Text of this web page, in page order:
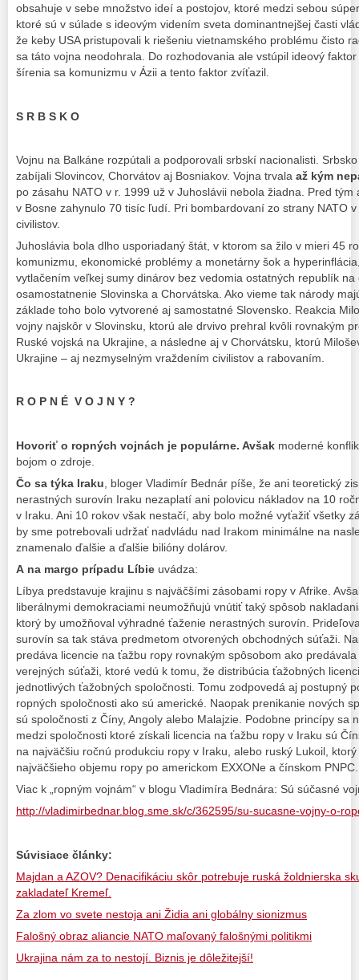
obsahuje v sebe množstvo ideí a postojov, ktoré medzi sebou
ktoré sú v súlade s ideovým videním sveta dominantnejšej časti
že keby USA pristupovali k riešeniu vietnamského problému čisto
sa táto vojna neodohrala. Do rozhodovania ale vstúpil ideový
šírenia sa komunizmu v Ázii a tento faktor zvíťazil.
S R B S K O
Vojnu na Balkáne rozpútali a podporovali srbskí nacionalisti.
zabíjali Slovincov, Chorvátov aj Bosniakov. Vojna trvala až kým
po zásahu NATO v r. 1999 už v Juhoslávii nebola žiadna. Pred
v Bosne zahynulo 70 tisíc ľudí. Pri bombardovaní zo strany NATO
civilistov.
Juhoslávia bola dlho usporiadaný štát, v ktorom sa žilo v mieri 45
komunizmu, ekonomické problémy a monetárny šok a
vytlačením veľkej sumy dinárov bez vedomia ostatných republík
osamostatnenie Slovinska a Chorvátska. Ako vieme tak národy
základe toho bolo vytvorené aj samostatné Slovensko. Reakcia
vojny najskôr v Slovinsku, ktorú ale drvivo prehral kvôli rovnakým
Ruské vojská na Ukrajine, a následne aj v Chorvátsku, ktorú
Ukrajine – aj nezmyselným vraždením civilistov a rabovaním.
R O P N É V O J N Y ?
Hovoriť o ropných vojnách je populárne. Avšak moderné
bojom o zdroje.
Čo sa týka Iraku , bloger Vladimír Bednár píše, že ani teoretický
nerastných surovín Iraku nezaplatí ani polovicu nákladov na 10
v Iraku. Ani 10 rokov však nestačí, aby bolo možné vyťažiť všetky
by sme potrebovali udržať nadvládu nad Irakom minimálne na
znamenalo ďalšie a ďalšie bilióny dolárov.
A na margo prípadu Líbie uvádza:
Líbya predstavuje krajinu s najväčšími zásobami ropy v Afrike.
liberálnymi demokraciami neumožňujú vnútiť taký spôsob
ktorý by umožňoval výhradné ťaženie nerastných surovín.
surovín sa tak stáva predmetom otvorených obchodných súťaži.
predáva licencie na ťažbu ropy rovnakým spôsobom ako
verejných súťaži, ktoré vedú k tomu, že distribúcia ťažobných
jednotlivých ťažobných spoločnosti. Tomu zodpovedá aj postupný
ropných spoločnosti ako sú americké. Naopak prenikanie nových
sú spoločnosti z Číny, Angoly alebo Malajzie. Podobne princípy sa
medzi spoločnosti ktoré získali licencia na ťažbu ropy v Iraku sú
na najväčšiu ročnú produkciu ropy v Iraku, alebo ruský Lukoil,
najväčšieho objemu ropy po americkom EXXONe a čínskom PNPC.
Viac k „ropným vojnám“ v blogu Vladimíra Bednára: Sú súčasné
http://vladimirbednar.blog.sme.sk/c/362595/su-sucasne-vojny-o-
Súvisiace články:
Majdan a AZOV? Denacifikáciu skôr potrebuje ruská žoldnierska
zakladateľ Kremeľ.
Za zlom vo svete nestoja ani Židia ani globálny sionizmus
Falošný obraz aliancie NATO maľovaný falošnými politikmi
Ukrajina nám za to nestojí. Biznis je dôležitejší!